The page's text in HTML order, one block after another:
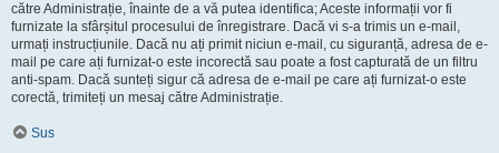
către Administrație, înainte de a vă putea identifica; Aceste informații vor fi
furnizate la sfârșitul procesului de înregistrare. Dacă vi s-a trimis un e-mail,
urmați instrucțiunile. Dacă nu ați primit niciun e-mail, cu siguranță, adresa de e-
mail pe care ați furnizat-o este incorectă sau poate a fost capturată de un filtru
anti-spam. Dacă sunteți sigur că adresa de e-mail pe care ați furnizat-o este
corectă, trimiteți un mesaj către Administrație.
Sus